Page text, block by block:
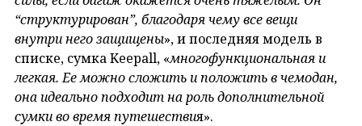
“структурирован”, благодаря чему все вещи
внутри него защищены», и последняя модель в
списке, сумка Keepall, «многофункциональная и
легкая. Ее можно сложить и положить в чемодан,
она идеально подходит на роль дополнительной
сумки во время путешествия».